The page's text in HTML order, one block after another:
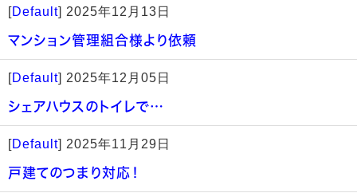
[Default] 2025年12月13日
マンション管理組合様より依頼
[Default] 2025年12月05日
シェアハウスのトイレで…
[Default] 2025年11月29日
戸建てのつまり対応！